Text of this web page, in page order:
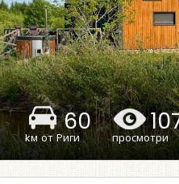
60
kм от Риги просмотри